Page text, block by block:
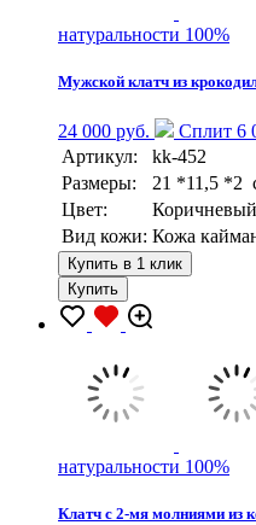
натуральности 100%
Мужской клатч из
24 000 руб.
Сплит 6
Артикул:
kk-452
Размеры:
21 *11,5 *2
Цвет:
Коричневый
Вид кожи: Кожа
Купить в 1 клик
Купить
натуральности 100%
Клатч с 2-мя молниями из